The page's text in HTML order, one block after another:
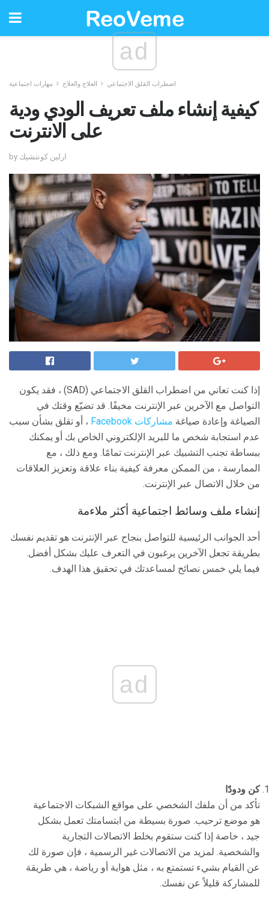
ad
اضطراب القلق الاجتماعي العلاج والعلاج مهارات اجتماعية
كيفية إنشاء ملف تعريف الودي ودية
على الانترنت
by ارلين كونتشيك
إذا كنت تعاني من اضطراب القلق الاجتماعي (SAD) ، فقد يكون
التواصل مع الآخرين عبر الإنترنت مخيفًا. قد تضيّع وقتك في
الصياغة وإعادة صياغة مشاركات Facebook
، أو تقلق بشأن سبب
عدم استجابة شخص ما للبريد الإلكتروني الخاص بك أو يمكنك
ببساطة تجنب التشبيك عبر الإنترنت تمامًا. ومع ذلك ، مع
الممارسة ، من الممكن معرفة كيفية بناء علاقة وتعزيز العلاقات
من خلال الاتصال عبر الإنترنت.
إنشاء ملف وسائط اجتماعية أكثر ملاءمة
أحد الجوانب الرئيسية للتواصل بنجاح عبر الإنترنت هو تقديم نفسك
بطريقة تجعل الآخرين يرغبون في التعرف عليك بشكل أفضل.
فيما يلي خمس نصائح لمساعدتك في تحقيق هذا الهدف.
ad
كن ودودًا
تأكد من أن ملفك الشخصي على مواقع الشبكات الاجتماعية
هو موضع ترحيب. صورة بسيطة من ابتسامتك تعمل بشكل
جيد ، خاصة إذا كنت ستقوم بخلط الاتصالات التجارية
والشخصية. لمزيد من الاتصالات غير الرسمية ، فإن صورة لك
عن القيام بشيء تستمتع به ، مثل هواية أو رياضة ، هي طريقة
للمشاركة قليلاً عن نفسك.